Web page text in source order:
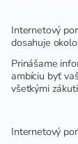
Internetový
dosahuje okolo
Prinášame
ambíciu byť
všetkými
Internetový